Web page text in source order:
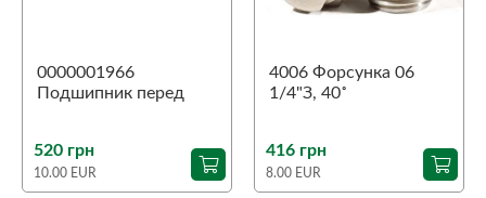
0000001966
Подшипник перед
520 грн
10.00 EUR
4006 Форсунка 06
1/4"З, 40˚
416 грн
8.00 EUR